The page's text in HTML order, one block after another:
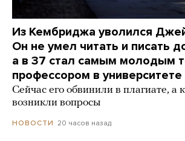
Из Кембриджа уволился
Он не умел читать и писать
а в 37 стал самым молодым
профессором в университете
Сейчас его обвинили в плагиате, а
возникли вопросы
НОВОСТИ 20 часов назад